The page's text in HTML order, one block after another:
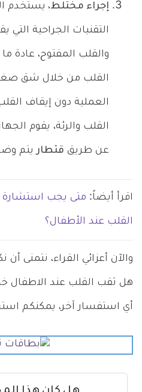
إجراء مختلط، يستخدم
التقنيات الجراحية
والقلب المفتوح، عادة
القلب من خلال شق
العملية دون إيقاف
القلب والرئة، يقوم
عن طريق قثطاريتم
اقرأ أيضاً: متى يجب استشارة
القلب عند الأطفال؟
والآن أعزائي القراء، نتمنى
هل ثقب القلب عند الاطفال
أي استفسار آخر، يمكنكم